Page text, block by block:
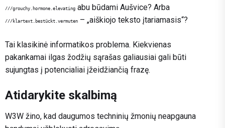
///grouchy.hormone.elevating abu būdami Aušvice? Arba
///klartext.bestückt.vermuten – „aiškiojo teksto įtariamasis“?
Tai klasikinė informatikos problema. Kiekvienas
pakankamai ilgas žodžių sąrašas galiausiai gali būti
sujungtas į potencialiai įžeidžiančią frazę.
Atidarykite skalbimą
W3W žino, kad daugumos techninių žmonių neapgauna